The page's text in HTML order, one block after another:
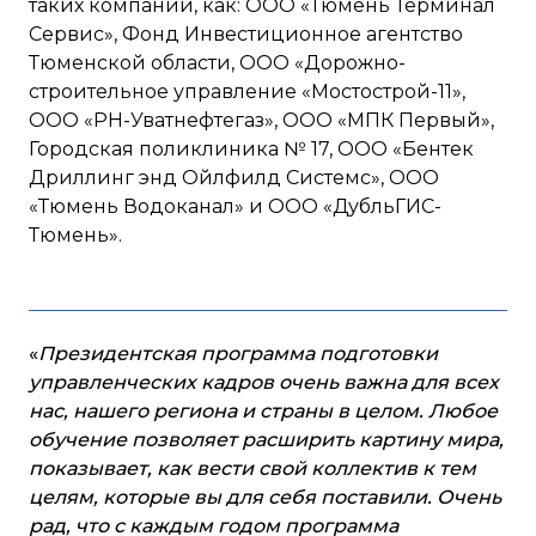
таких компаний, как: ООО «Тюмень Терминал
Сервис», Фонд Инвестиционное агентство
Тюменской области, ООО «Дорожно-
строительное управление «Мостострой-11»,
ООО «РН-Уватнефтегаз», ООО «МПК Первый»,
Городская поликлиника № 17, ООО «Бентек
Дриллинг энд Ойлфилд Системc», ООО
«Тюмень Водоканал» и ООО «ДубльГИС-
Тюмень».
«Президентская программа подготовки
управленческих кадров очень важна для всех
нас, нашего региона и страны в целом. Любое
обучение позволяет расширить картину мира,
показывает, как вести свой коллектив к тем
целям, которые вы для себя поставили. Очень
рад, что с каждым годом программа